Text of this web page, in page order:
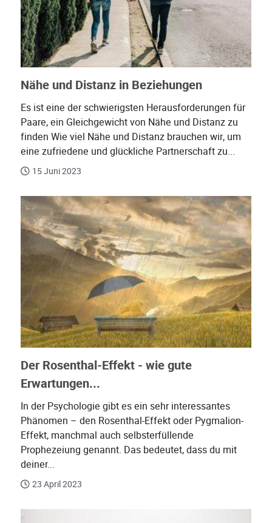
Nähe und Distanz in Beziehungen
Es ist eine der schwierigsten Herausforderungen für
Paare, ein Gleichgewicht von Nähe und Distanz zu
finden Wie viel Nähe und Distanz brauchen wir, um
eine zufriedene und glückliche Partnerschaft zu...
15 Juni 2023
Der Rosenthal-Effekt - wie gute
Erwartungen...
In der Psychologie gibt es ein sehr interessantes
Phänomen – den Rosenthal-Effekt oder Pygmalion-
Effekt, manchmal auch selbsterfüllende
Prophezeiung genannt. Das bedeutet, dass du mit
deiner...
23 April 2023